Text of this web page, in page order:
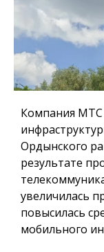
Компания МТС
Ордынского
результате
увеличилась
повысилась
мобильного